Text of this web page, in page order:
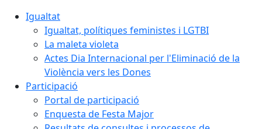
Igualtat
Igualtat, polítiques feministes i LGTBI
La maleta violeta
Actes Dia Internacional per l'Eliminació de la
Violència vers les Dones
Participació
Portal de participació
Enquesta de Festa Major